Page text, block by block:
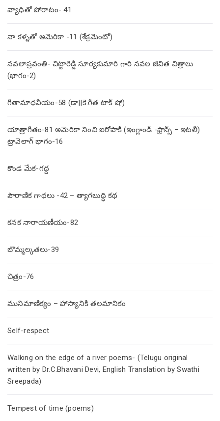
వ్యాధితో పోరాటం- 41
నా కళ్ళతో అమెరికా -11 (శేక్రమెంటో)
నవలాస్రవంతి- చిట్టారెడ్డి సూర్యకుమారి గారి నవల జీవిత చిత్రాలు
(భాగం-2)
గీతామాధవీయం-58 (డా||కె.గీత టాక్ షో)
యాత్రాగీతం-81 అమెరికా నించి ఐరోపాకి (ఇంగ్లాండ్ -ఫ్రాన్స్ – ఇటలీ)
ట్రావెలాగ్ భాగం-16
కొండ మేక-గద్ద
పౌరాణిక గాథలు -42 – త్యాగబుద్ధి కథ
కనక నారాయణీయం-82
బొమ్మల్కతలు-39
చిత్రం-76
మునిమాణిక్యం – హాస్యానికి తలమానికం
Self-respect
Walking on the edge of a river poems- (Telugu original
written by Dr.C.Bhavani Devi, English Translation by Swathi
Sreepada)
Tempest of time (poems)